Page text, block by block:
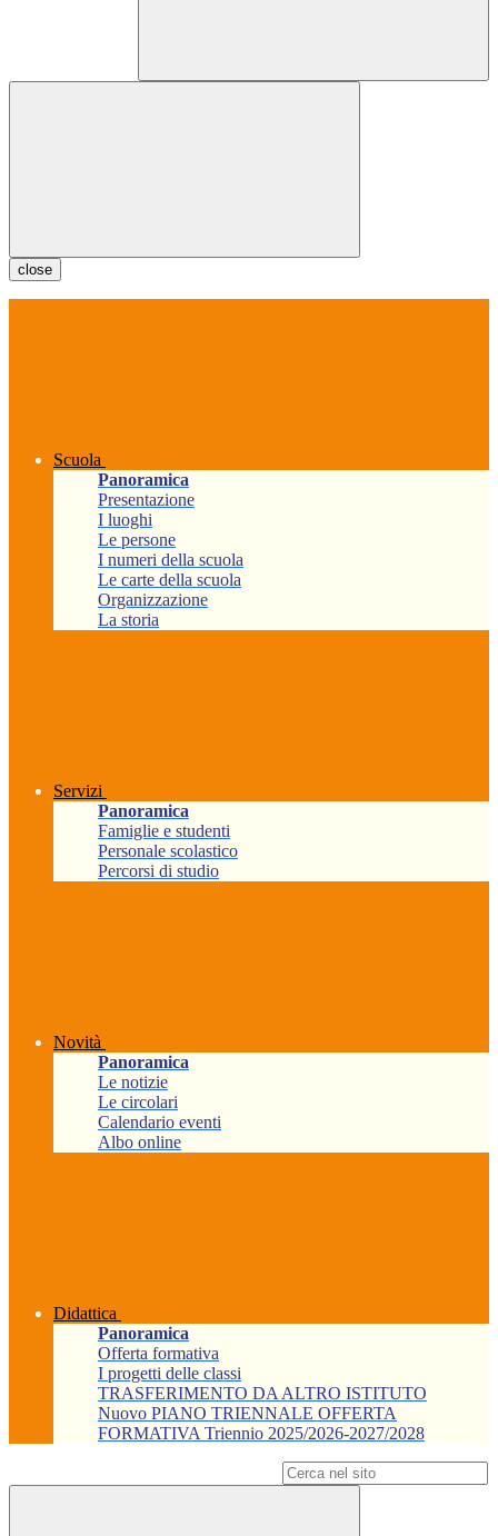
close
Scuola
Panoramica
Presentazione
I luoghi
Le persone
I numeri della scuola
Le carte della scuola
Organizzazione
La storia
Servizi
Panoramica
Famiglie e studenti
Personale scolastico
Percorsi di studio
Novità
Panoramica
Le notizie
Le circolari
Calendario eventi
Albo online
Didattica
Panoramica
Offerta formativa
I progetti delle classi
TRASFERIMENTO DA ALTRO ISTITUTO
Nuovo PIANO TRIENNALE OFFERTA
FORMATIVA Triennio 2025/2026-2027/2028